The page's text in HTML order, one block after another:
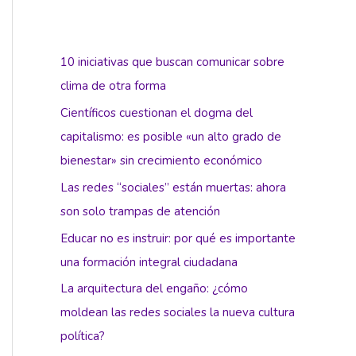
10 iniciativas que buscan comunicar sobre
clima de otra forma
Científicos cuestionan el dogma del
capitalismo: es posible «un alto grado de
bienestar» sin crecimiento económico
Las redes “sociales” están muertas: ahora
son solo trampas de atención
Educar no es instruir: por qué es importante
una formación integral ciudadana
La arquitectura del engaño: ¿cómo
moldean las redes sociales la nueva cultura
política?